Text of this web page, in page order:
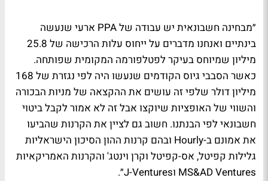
״מבחינה חשבונאית יש עבודה של PPA ארעי שנעשה
בינתיים ואנחנו מדברים על ייחוס עלות הרכישה של 25.8
מיליון שמיוחס בעיקר לפטלפורמה המקומית שפותחה.
כאשר הסבבי גיוס הקודמים שנעשו היה לפי נגזרת של 168
מיליון דולר שלפי זה עושים את ההקצאה של מניות הבכורה
והשווי של האופציות שיוקצו אבל זה לא אמור לקבל ביטוי
חשבונאי לפי הבנתנו. חשוב גם לציין את הקרנות שהביעו
את אמונם ב-Hourly ובהם קרנות ההון הסיכון הישראליות
גלילות קפיטל, אס-קפיטל וקרן וינטג' והקרנות האמריקאיות
MS&AD Ventures וJ-Ventures״.